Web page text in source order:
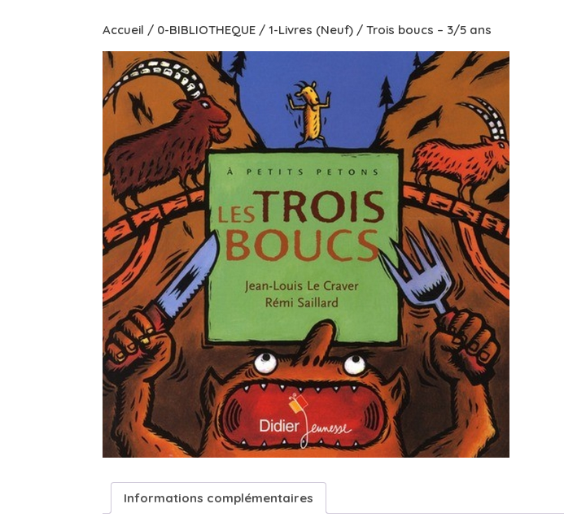
Accueil / 0-BIBLIOTHEQUE / 1-Livres (Neuf) / Trois boucs – 3/5 ans
Informations complémentaires